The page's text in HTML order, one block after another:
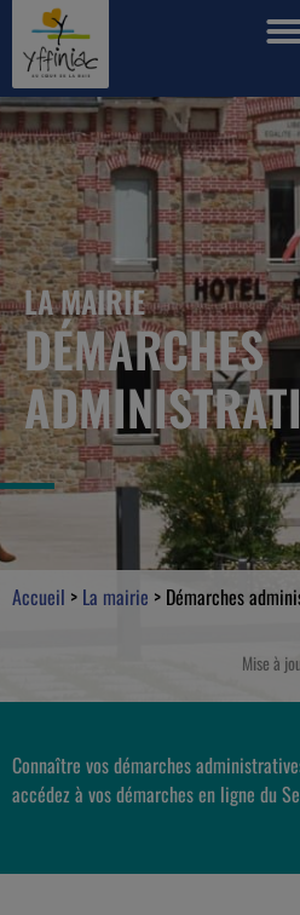
LA MAIRIE
DÉMARCHES
Accueil > La mairie > Démarches
Mise à
Connaître vos démarches
accédez à vos démarches en ligne du